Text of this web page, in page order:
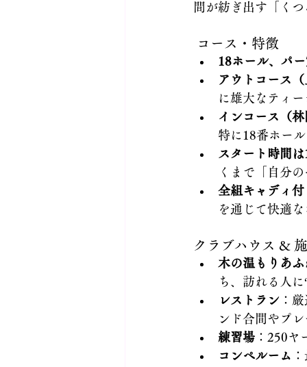
間が紡ぎ出す「く
コース・特徴
18ホール、パ
アウトコース（
に雄大なティ
インコース（林
特に18番ホー
スタート時間
くまで「自分
全組キャディ付
を通じて快適
クラブハウス &
木の温もりあ
ち、訪れる人
レストラン ：
ンド合間やプ
練習場 ：250ヤ
コンペルーム